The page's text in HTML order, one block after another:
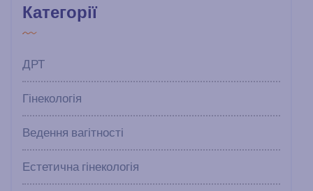
Категорії
ДРТ
Гінекологія
Ведення вагітності
Естетична гінекологія